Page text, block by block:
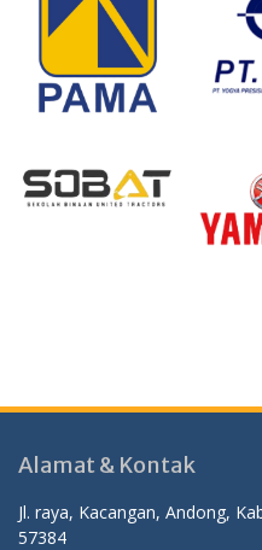
Alamat & Kontak
Jl. raya, Kacangan, Andong,
57384